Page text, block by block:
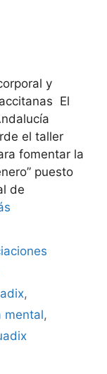
y
El
el taller
fomentar la
puesto
de
,
mental,